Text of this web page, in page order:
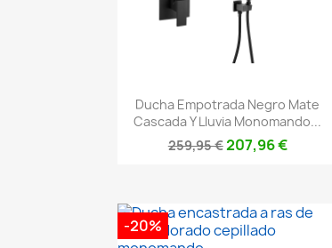
Vista rápida
Ducha Empotrada Negro Mate
Cascada Y Lluvia Monomando...
259,95 €207,96 €
-20%